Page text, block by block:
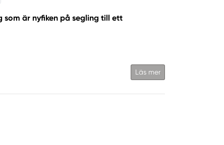
som är nyfiken på segling till ett
Läs mer